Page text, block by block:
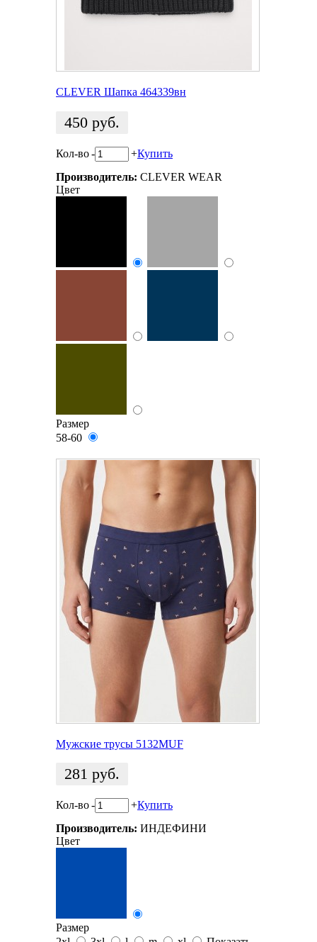
CLEVER Шапка 464339вн
450 руб.
Кол-во- +Купить
Производитель: CLEVER WEAR
Цвет
Размер
58-60
Мужские трусы 5132MUF
281 руб.
Кол-во- +Купить
Производитель: ИНДЕФИНИ
Цвет
Размер